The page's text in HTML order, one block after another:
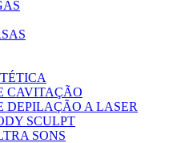
CAVITAÇÃO
DEPILAÇÃO A LASER
SCULPT
SONS